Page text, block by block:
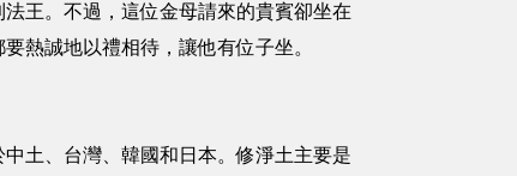
王。不過，這位金母請來的貴賓卻坐在
熱誠地以禮相待，讓他有位子坐。
土、台灣、韓國和日本。修淨土主要是